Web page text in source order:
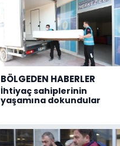
BÖLGEDEN HABERLER
İhtiyaç sahiplerinin
yaşamına dokundular